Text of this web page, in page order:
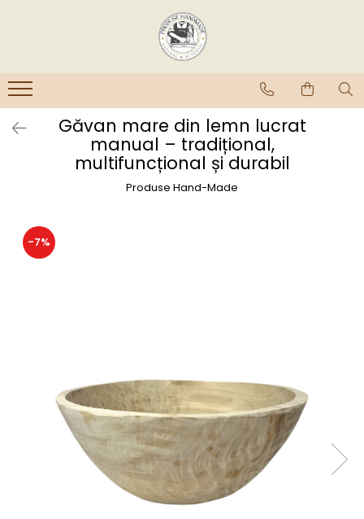
Găvan mare din lemn lucrat
manual – tradițional,
multifuncțional și durabil
Produse Hand-Made
-7%